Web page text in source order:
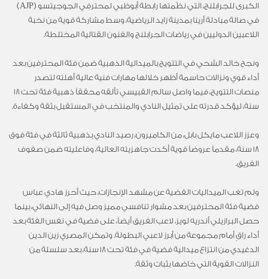
الكبرى للجرابلنج، التي نظّمتها رابطة أبوظبي لمحترفي الجوجيتسو (AJP)
في صالة مبادلة أرينا بمدينة زايد الرياضية، وسط مشاركة قوية من نخبة
اللاعبين الدوليين في رياضات الجرابلنج والفنون القتالية المختلطة.
ونجح خالد الشحي في التتويج بالميدالية الذهبية ضمن فئة المحترفين بعد
أداء قوي ونزالات حاسمة أظهر خلالها مهارات فنية عالية أهلته لتصدر
منصات التتويج، فيما واصل سالم القبيسي تألقه محققاً ذهبية فئة تحت 18
سنة، ليؤكد قدرته على تمثيل النادي والمنتخب في المستقبل بثقة وكفاءة.
وعزز اللاعب مايكل بابل، من الكاميرون، رصيد النادي بذهبية ثالثة في فئة فوق
18 سنة، مقدماً عروضاً قوية أكدت جاهزيته العالية، وفاعليته ضمن صفوف
الفريق.
ولم تغب الميداليات الفضية عن مشهد الإنجازات، حيث أحرز هادي عباس
فضية فئة المحترفين بعد مشوار تنافسي مميز وصل فيه إلى النهائي، بينما
حصل البرازيلي أندريه لويز، لاعب الفريق أيضاً، على فضية في نفس الفئة بعد
أداء راقٍ أمام مجموعة من أبرز لاعبي البطولة. وتمكن المصري زين الدين
الدغيدي من انتزاع ميدالية فضية في فئة تحت 18 سنة، بعد سلسلة من
النزالات القوية التي خاضها بثبات وثقة.